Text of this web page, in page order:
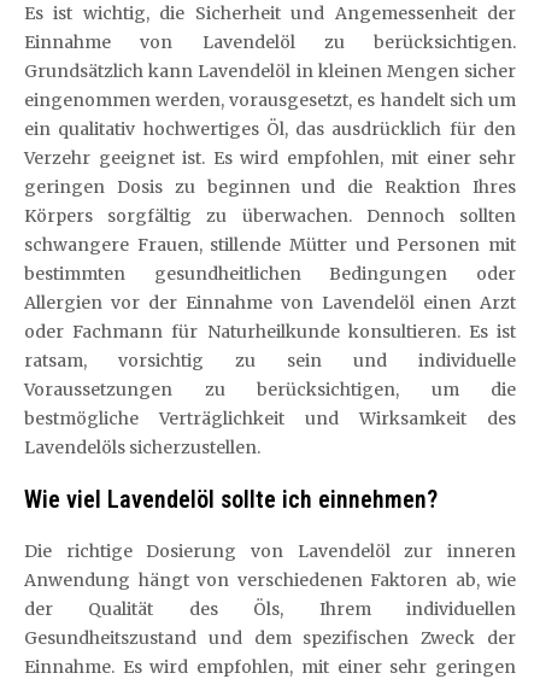
Es ist wichtig, die Sicherheit und Angemessenheit der
Einnahme von Lavendelöl zu berücksichtigen.
Grundsätzlich kann Lavendelöl in kleinen Mengen sicher
eingenommen werden, vorausgesetzt, es handelt sich um
ein qualitativ hochwertiges Öl, das ausdrücklich für den
Verzehr geeignet ist. Es wird empfohlen, mit einer sehr
geringen Dosis zu beginnen und die Reaktion Ihres
Körpers sorgfältig zu überwachen. Dennoch sollten
schwangere Frauen, stillende Mütter und Personen mit
bestimmten gesundheitlichen Bedingungen oder
Allergien vor der Einnahme von Lavendelöl einen Arzt
oder Fachmann für Naturheilkunde konsultieren. Es ist
ratsam, vorsichtig zu sein und individuelle
Voraussetzungen zu berücksichtigen, um die
bestmögliche Verträglichkeit und Wirksamkeit des
Lavendelöls sicherzustellen.
Wie viel Lavendelöl sollte ich einnehmen?
Die richtige Dosierung von Lavendelöl zur inneren
Anwendung hängt von verschiedenen Faktoren ab, wie
der Qualität des Öls, Ihrem individuellen
Gesundheitszustand und dem spezifischen Zweck der
Einnahme. Es wird empfohlen, mit einer sehr geringen